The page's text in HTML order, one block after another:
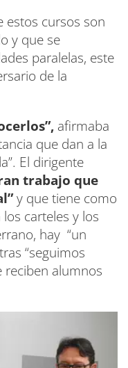
estos cursos son
y que se
paralelas, este
de la
afirmaba
que dan a la
El dirigente
trabajo que
y que tiene como
carteles y los
hay “un
“seguimos
reciben alumnos